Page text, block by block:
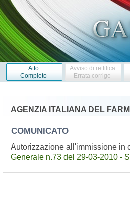
Atto
Completo
Avviso di rettifica
Errata corrige
AGENZIA ITALIANA DEL
COMUNICATO
Autorizzazione all'immissione in
Generale n.73 del 29-03-2010 -